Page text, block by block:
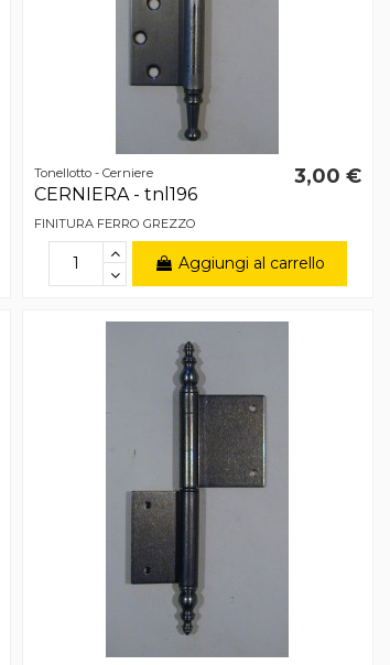
Tonellotto - Cerniere
CERNIERA - tnl196
3,00 €
FINITURA FERRO GREZZO
Aggiungi al carrello